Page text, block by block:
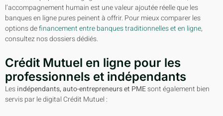
l’accompagnement humain est une valeur ajoutée réelle que les
banques en ligne pures peinent à offrir. Pour mieux comparer les
options definancement entre banques traditionnelles et en ligne,
consultez nos dossiers dédiés.
Crédit Mutuel en ligne pour les
professionnels et indépendants
Lesindépendants, auto-entrepreneurs et PMEsont également bien
servis par le digital Crédit Mutuel :